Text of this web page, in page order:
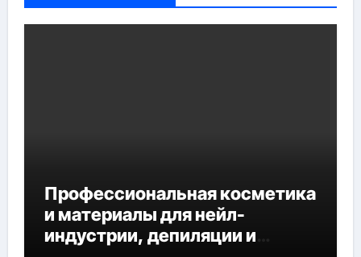
Профессиональная косметика
и материалы для нейл-
индустрии, депиляции и